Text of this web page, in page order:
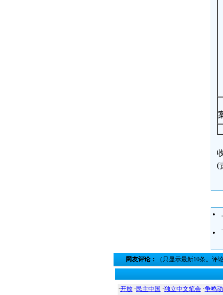
(
网友评论： （只显示最新10条。评
·开放 · 民主中国 ·独立中文笔会 ·争鸣